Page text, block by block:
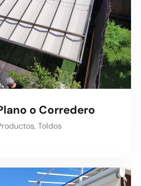
o Corredero
Toldos